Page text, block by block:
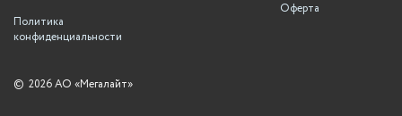
Оферта
Политика
конфиденциальности
© 2026 АО «Мегалайт»